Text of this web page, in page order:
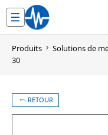
contenu
Produits Solutions de
30
RETOUR